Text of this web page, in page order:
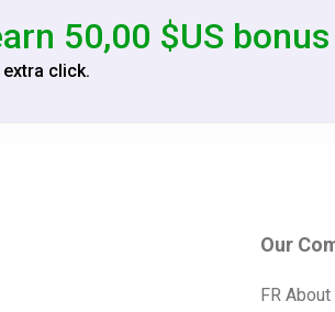
50,00 $US bonus
click.
Our
FR About